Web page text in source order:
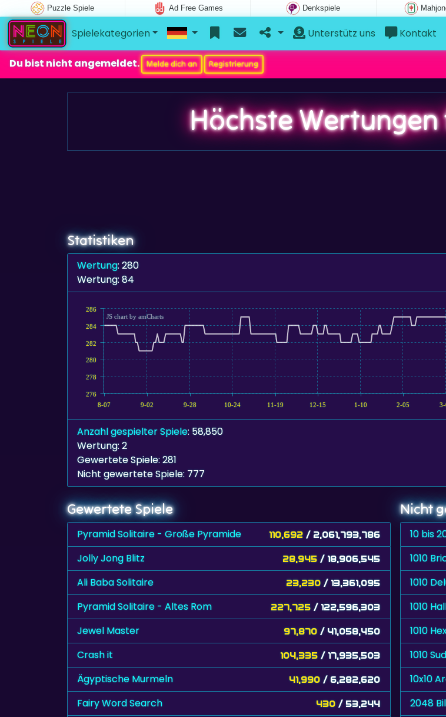
Puzzle Spiele Ad Free Games Denkspiele
Spielekategorien Unterstütz uns Kontakt
Du bist nicht angemeldet. Melde dich an Registrierung
Höchste
Statistiken
Wertung: 280
Wertung: 84
8-07 9-02 9-28 10-24 11-19 12-15 1-10 2-05
276
278
280
282
284
286
JS chart by amCharts
Anzahl gespielter Spiele: 58,850
Wertung: 2
Gewertete Spiele: 281
Nicht gewertete Spiele: 777
Gewertete Spiele
Pyramid Solitaire - Große Pyramide 110,692 / 2,061,793,786
Jolly Jong Blitz 28,945 / 18,906,545
Ali Baba Solitaire 23,230 / 13,361,095
Pyramid Solitaire - Altes Rom 227,725 / 122,596,303
Jewel Master 97,870 / 41,058,450
Crash it 104,335 / 17,935,503
Ägyptische Murmeln 41,990 / 6,282,620
Fairy Word Search 430 / 53,244
Nicht
10 bis
1010
1010
1010
1010
1010
10x10
2048